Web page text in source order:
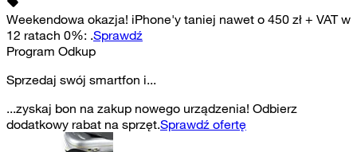
Weekendowa okazja! iPhone'y taniej nawet o 450 zł + VAT w
12 ratach 0%: .Sprawdź
Program Odkup
Sprzedaj swój smartfon i...
...zyskaj bon na zakup nowego urządzenia! Odbierz
dodatkowy rabat na sprzęt.Sprawdź ofertę